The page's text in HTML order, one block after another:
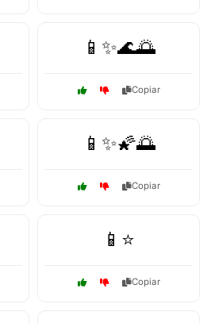
📱✨🌊🌅
Copiar
📱✨🌠🌅
Copiar
📱⭐
Copiar